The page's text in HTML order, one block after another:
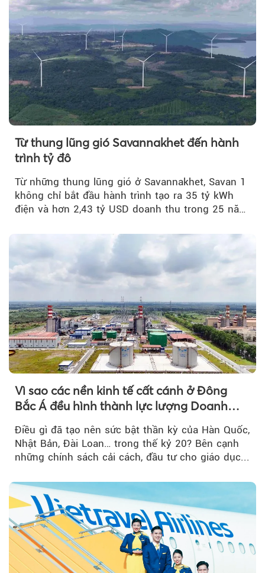
Từ thung lũng gió Savannakhet đến hành
trình tỷ đô
Từ những thung lũng gió ở Savannakhet, Savan 1
không chỉ bắt đầu hành trình tạo ra 35 tỷ kWh
điện và hơn 2,43 tỷ USD doanh thu trong 25 năm
Vì sao các nền kinh tế cất cánh ở Đông
Bắc Á đều hình thành lực lượng Doanh
Điều gì đã tạo nên sức bật thần kỳ của Hàn Quốc,
Nhật Bản, Đài Loan… trong thế kỷ 20? Bên cạnh
những chính sách cải cách, đầu tư cho giáo dục...